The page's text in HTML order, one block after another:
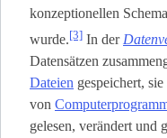
konzeptionellen
wurde.[3] In der
Datensätzen
Dateien gespeichert,
von
gelesen, verändert und